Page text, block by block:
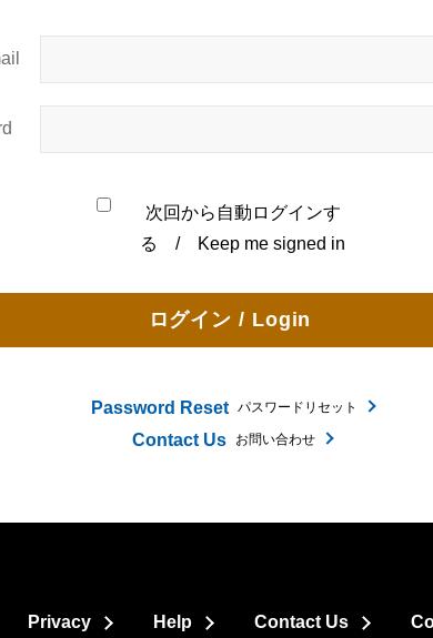
次回から自動ログインす
る / Keep me signed in
Password Reset パスワードリセット
Contact Us お問い合わせ
Privacy Help Contact Us